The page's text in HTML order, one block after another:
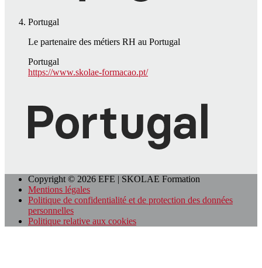
Portugal
Le partenaire des métiers RH au Portugal
Portugal
https://www.skolae-formacao.pt/
Copyright © 2026 EFE | SKOLAE Formation
Mentions légales
Politique de confidentialité et de protection des données
personnelles
Politique relative aux cookies